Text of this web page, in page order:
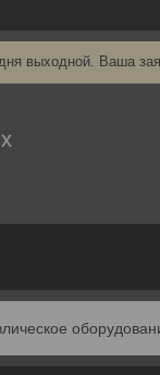
выходной. Ваша